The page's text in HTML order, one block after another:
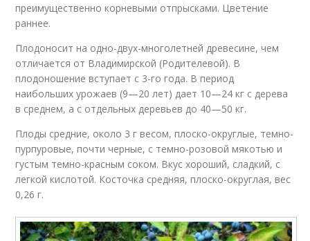
преимущественно корневыми отпрысками. Цветение
раннее.
Плодоносит на одно-двух-многолетней древесине, чем
отличается от Владимирской (Родителевой). В
плодоношение вступает с 3-го года. В период
наибольших урожаев (9—20 лет) дает 10—24 кг с дерева
в среднем, а с отдельных деревьев до 40—50 кг.
Плоды средние, около 3 г весом, плоско-округлые, темно-
пурпуровые, почти черные, с темно-розовой мякотью и
густым темно-красным соком. Вкус хороший, сладкий, с
легкой кислотой. Косточка средняя, плоско-округлая, вес
0,26 г.